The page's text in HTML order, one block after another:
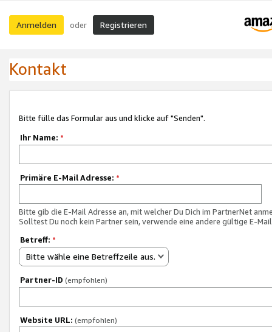
Anmelden oder Registrieren
Kontakt
Bitte fülle das Formular aus und klicke auf "Senden".
Ihr Name: *
Primäre E-Mail Adresse: *
Bitte gib die E-Mail Adresse an, mit welcher Du Dich im PartnerNet
Solltest Du noch kein Partner sein, verwende eine andere gültige E-
Betreff: *
Bitte wähle eine Betreffzeile aus.
Partner-ID (empfohlen)
Website URL: (empfohlen)